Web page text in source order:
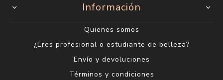
Información
Quienes somos
¿Eres profesional o estudiante de belleza?
Envío y devoluciones
Términos y condiciones